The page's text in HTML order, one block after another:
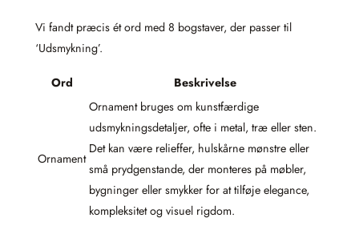
Vi fandt præcis ét ord med 8 bogstaver, der passer til
‘Udsmykning’.
Ord Beskrivelse
Ornament
Ornament bruges om kunstfærdige
udsmykningsdetaljer, ofte i metal, træ eller sten.
Det kan være relieffer, hulskårne mønstre eller
små prydgenstande, der monteres på møbler,
bygninger eller smykker for at tilføje elegance,
kompleksitet og visuel rigdom.